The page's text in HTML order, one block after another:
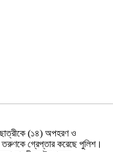
(১৪) অপহরণ ও
তরুণকে গ্রেপ্তার করেছে পুলিশ।